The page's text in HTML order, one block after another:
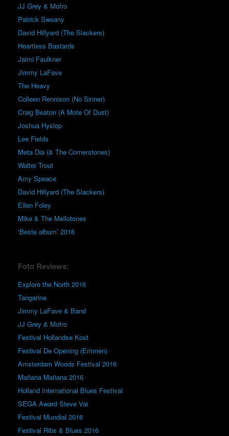
JJ Grey & Mofro
Patrick Sweany
David Hillyard (The Slackers)
Heartless Bastards
Jaimi Faulkner
Jimmy LaFave
The Heavy
Colleen Rennison (No Sinner)
Craig Beaton (A Mote Of Dust)
Joshua Hyslop
Lee Fields
Meta Dia (& The Cornerstones)
Walter Trout
Amy Speace
David Hillyard (The Slackers)
Ellen Foley
Mike & The Mellotones
‘Beste album’ 2016
Foto Reviews:
Explore the North 2016
Tangarine
Jimmy LaFave & Band
JJ Grey & Mofro
Festival Hollandse Kost
Festival De Opening (Emmen)
Amsterdam Woods Festival 2016
Mañana Mañana 2016
Holland International Blues Festival
SEGA Award Steve Vai
Festival Mundial 2016
Festival Ribs & Blues 2016